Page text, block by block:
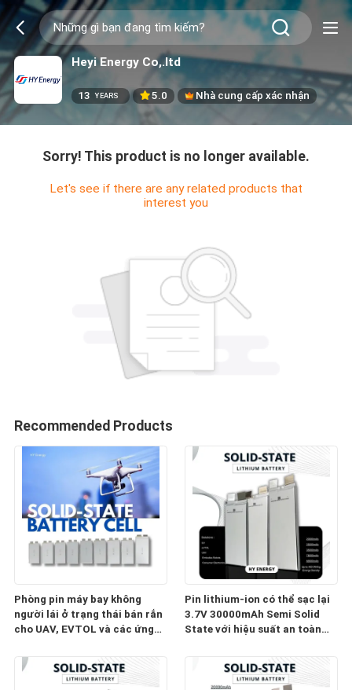
Heyi Energy Co,.ltd
13 YEARS 5.0 Nhà cung cấp xác nhận
Sorry! This product is no longer available.
Let's see if there are any related products that
interest you
Recommended Products
Phòng pin máy bay không
người lái ở trạng thái bán rắn
cho UAV, EVTOL và các ứng
Pin lithium-ion có thể sạc lại
3.7V 30000mAh Semi Solid
State với hiệu suất an toàn